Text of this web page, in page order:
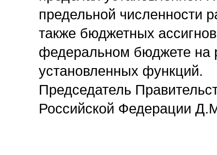
предельной численности
также бюджетных
федеральном бюджете на
установленных функций.
Председатель
Российской Федерации